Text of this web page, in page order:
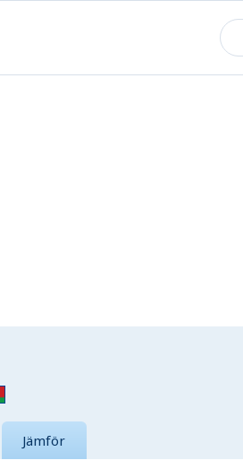
Jämför